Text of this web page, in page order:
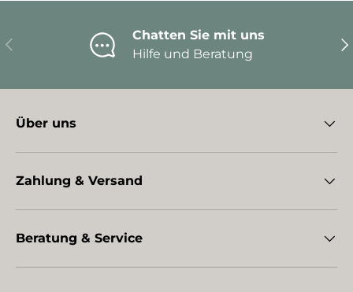
Vorherige
Chatten Sie mit uns
Hilfe und Beratung
Über uns
Zahlung & Versand
Beratung & Service